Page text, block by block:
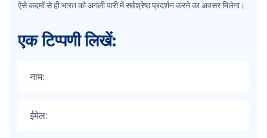
ऐसे कदमों से ही भारत को अगली पारी में सर्वश्रेष्ठ प्रदर्शन करने का अवसर मिलेगा।
एक टिप्पणी लिखें: